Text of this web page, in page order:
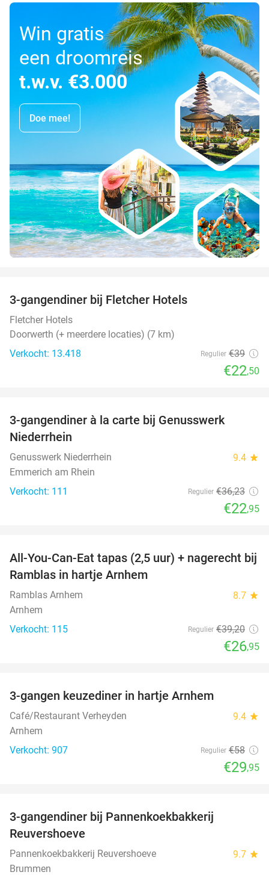
Win gratis
een droomreis
t.w.v. €3.000
Doe mee!
3-gangendiner bij Fletcher Hotels
Fletcher Hotels
Doorwerth (+ meerdere locaties) (7 km)
Verkocht: 13.418
Regulier €39
€22,50
3-gangendiner à la carte bij Genusswerk
Niederrhein
Genusswerk Niederrhein 9.4 star
Emmerich am Rhein
Verkocht: 111
Regulier €36,23
€22,95
31%
All-You-Can-Eat tapas (2,5 uur) + nagerecht bij
Ramblas in hartje Arnhem
Ramblas Arnhem 8.7 star
Arnhem
Verkocht: 115
Regulier €39,20
€26,95
3-gangen keuzediner in hartje Arnhem
Café/Restaurant Verheyden 9.4 star
Arnhem
Verkocht: 907
Regulier €58
€29,95
3-gangendiner bij Pannenkoekbakkerij
Reuvershoeve
Pannenkoekbakkerij Reuvershoeve 9.7 star
Brummen